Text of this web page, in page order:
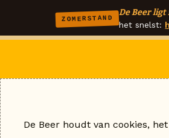
ZOMERSTAND
De Beer ligt
het snelst:
De Beer houdt van cookies,